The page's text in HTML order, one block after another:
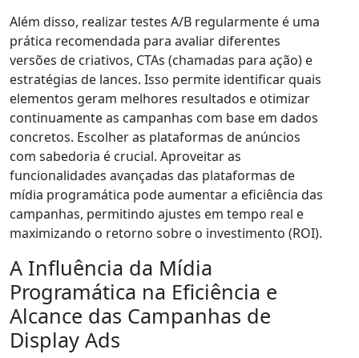
Além disso, realizar testes A/B regularmente é uma
prática recomendada para avaliar diferentes
versões de criativos, CTAs (chamadas para ação) e
estratégias de lances. Isso permite identificar quais
elementos geram melhores resultados e otimizar
continuamente as campanhas com base em dados
concretos. Escolher as plataformas de anúncios
com sabedoria é crucial. Aproveitar as
funcionalidades avançadas das plataformas de
mídia programática pode aumentar a eficiência das
campanhas, permitindo ajustes em tempo real e
maximizando o retorno sobre o investimento (ROI).
A Influência da Mídia
Programática na Eficiência e
Alcance das Campanhas de
Display Ads